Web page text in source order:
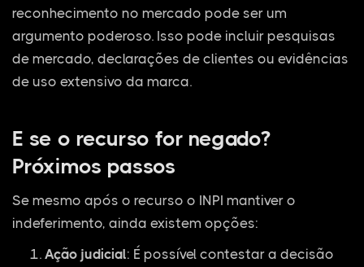
reconhecimento no mercado pode ser um
argumento poderoso. Isso pode incluir pesquisas
de mercado, declarações de clientes ou evidências
de uso extensivo da marca.
E se o recurso for negado?
Próximos passos
Se mesmo após o recurso o INPI mantiver o
indeferimento, ainda existem opções:
Ação judicial: É possível contestar a decisão